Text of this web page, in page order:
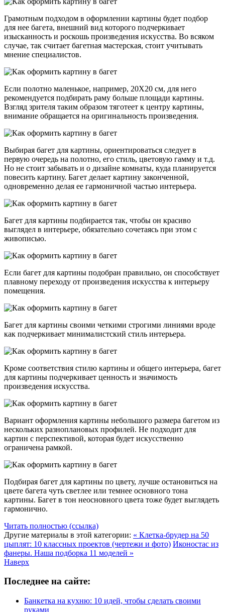
Грамотным подходом в оформлении картины будет подбор
для нее багета, внешний вид которого подчеркивает
изысканность и роскошь произведения искусства. Во всяком
случае, так считает багетная мастерская, стоит учитывать
мнение специалистов.
Если полотно маленькое, например, 20Х20 см, для него
рекомендуется подбирать раму больше площади картины.
Взгляд зрителя таким образом тяготеет к центру картины,
внимание обращается на оригинальность произведения.
Выбирая багет для картины, ориентироваться следует в
первую очередь на полотно, его стиль, цветовую гамму и т.д.
Но не стоит забывать и о дизайне комнаты, куда планируется
повесить картину. Багет делает картину законченной,
одновременно делая ее гармоничной частью интерьера.
Багет для картины подбирается так, чтобы он красиво
выглядел в интерьере, обязательно сочетаясь при этом с
живописью.
Если багет для картины подобран правильно, он способствует
плавному переходу от произведения искусства к интерьеру
помещения.
Багет для картины своими четкими строгими линиями вроде
как подчеркивает минималистский стиль интерьера.
Кроме соответствия стилю картины и общего интерьера, багет
для картины подчеркивает ценность и значимость
произведения искусства.
Вариант оформления картины небольшого размера багетом из
нескольких разноплановых профилей. Не подходит для
картин с перспективой, которая будет искусственно
ограничена рамкой.
Подбирая багет для картины по цвету, лучше остановиться на
цвете багета чуть светлее или темнее основного тона
картины. Багет в тон неосновного цвета тоже будет выглядеть
гармонично.
Читать полностью (ссылка)
Другие материалы в этой категории: « Клетка-брудер на 50
цыплят: 10 классных проектов (чертежи и фото) Иконостас из
фанеры. Наша подборка 11 моделей »
Наверх
Последнее на сайте:
Банкетка на кухню: 10 идей, чтобы сделать своими
руками